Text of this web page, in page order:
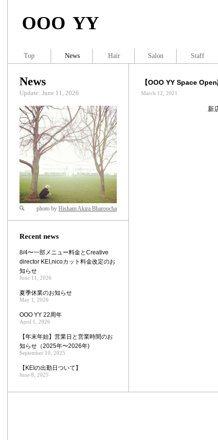
OOO YY
【OOO YY Space
March 12, 2021
新
News
Update: June 11, 2026
Zoom
photo by Hisham Akira Bharoocha
Recent news
8/4〜一部メニュー料金とCreative
director KEI,nicoカット料金改定のお
知らせ
June 11, 2026
夏季休業のお知らせ
May 1, 2026
OOO YY 22周年
April 1, 2026
【年末年始】営業日と営業時間のお
知らせ（2025年〜2026年)
September 10, 2025
【KEIの出勤日ついて】
June 8, 2025
Top News Hair Salon Staff